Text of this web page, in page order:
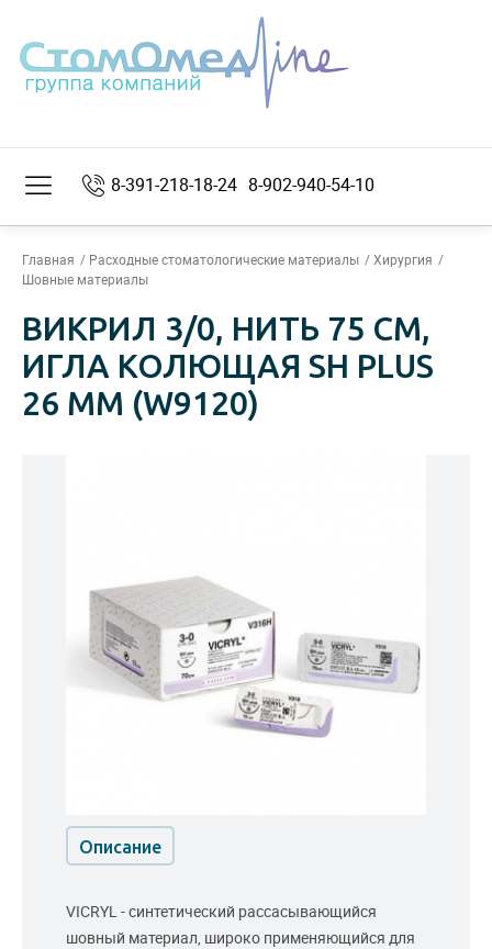
8-391-218-18-24 8-902-940-54-10
Главная Расходные стоматологические материалы
Хирургия
Шовные материалы
ВИКРИЛ 3/0, НИТЬ 75 СМ,
ИГЛА КОЛЮЩАЯ SH PLUS
26 ММ (W9120)
Описание
VICRYL - синтетический рассасывающийся
шовный материал, широко применяющийся для